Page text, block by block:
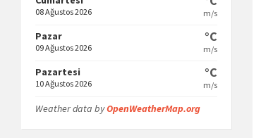
08 Ağustos 2026 m/s
Pazar
09 Ağustos 2026
°C
m/s
Pazartesi
10 Ağustos 2026
°C
m/s
Weather data byOpenWeatherMap.org